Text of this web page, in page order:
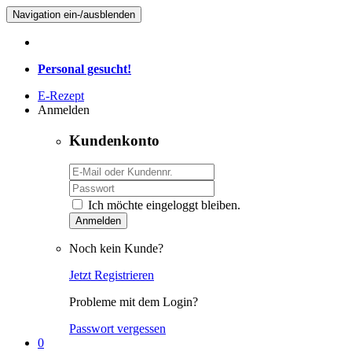
Navigation ein-/ausblenden
Personal gesucht!
E-Rezept
Anmelden
Kundenkonto
Ich möchte eingeloggt bleiben.
Anmelden
Noch kein Kunde?
Jetzt Registrieren
Probleme mit dem Login?
Passwort vergessen
0